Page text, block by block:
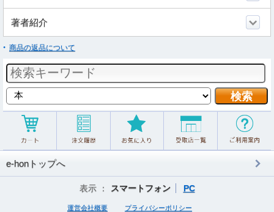
著者紹介
商品の返品について
e-honトップへ
表示 ： スマートフォン PC
運営会社概要 プライバシーポリシー